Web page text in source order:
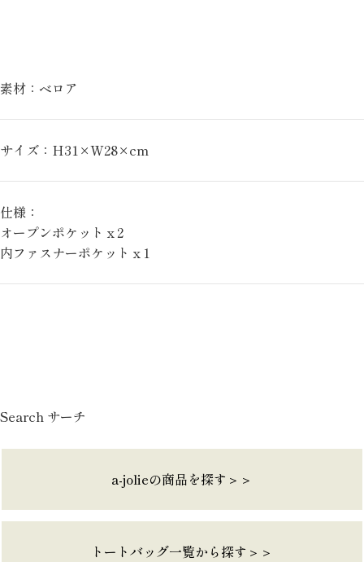
素材：ベロア
サイズ：H31×W28×cm
仕様：
オープンポケットｘ2
内ファスナーポケットｘ1
Search サーチ
a-jolieの商品を探す＞＞
トートバッグ一覧から探す＞＞